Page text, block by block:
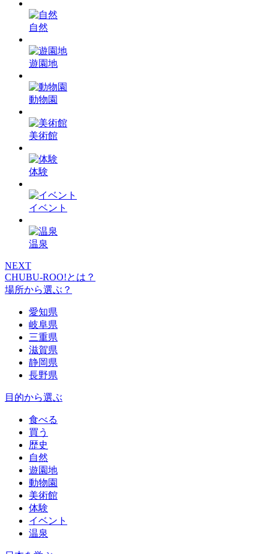
自然
遊園地
動物園
美術館
体験
イベント
温泉
NEXT
CHUBU-ROO!とは？
場所から選ぶ？
愛知県
岐阜県
三重県
滋賀県
静岡県
長野県
目的から選ぶ
食べる
買う
歴史
自然
遊園地
動物園
美術館
体験
イベント
温泉